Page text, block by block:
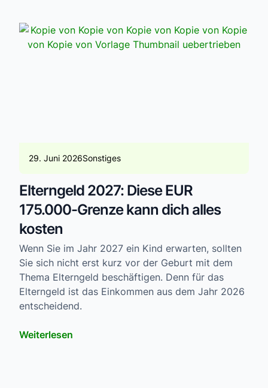
29. Juni 2026Sonstiges
Elterngeld 2027: Diese EUR
175.000-Grenze kann dich alles
kosten
Wenn Sie im Jahr 2027 ein Kind erwarten, sollten
Sie sich nicht erst kurz vor der Geburt mit dem
Thema Elterngeld beschäftigen. Denn für das
Elterngeld ist das Einkommen aus dem Jahr 2026
entscheidend.
Weiterlesen